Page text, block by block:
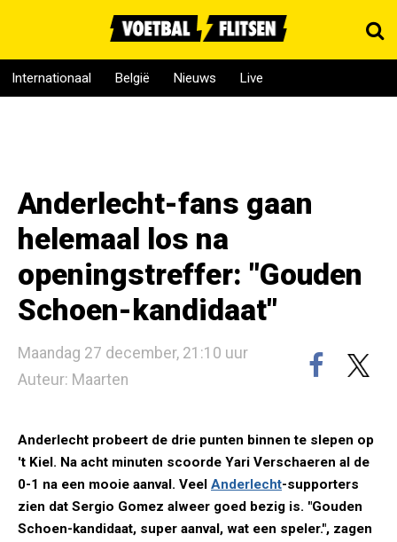
Internationaal België Nieuws Live
Anderlecht-fans gaan
helemaal los na
openingstreffer: "Gouden
Schoen-kandidaat"
Maandag 27 december, 21:10 uur
Auteur: Maarten
Anderlecht probeert de drie punten binnen te slepen op
't Kiel. Na acht minuten scoorde Yari Verschaeren al de
0-1 na een mooie aanval. Veel Anderlecht-supporters
zien dat Sergio Gomez alweer goed bezig is. "Gouden
Schoen-kandidaat, super aanval, wat een speler.", zagen